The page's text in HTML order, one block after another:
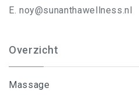
E. noy@sunanthawellness.nl
Overzicht
Massage